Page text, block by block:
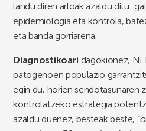
landu diren arloak azaldu ditu:
epidemiologia eta kontrola,
eta banda gorriarena.
Diagnostikoari dagokionez,
patogenoen populazio
egin du, horien sendotasunaren
kontrolatzeko estrategia
azaldu duenez, besteak beste, “